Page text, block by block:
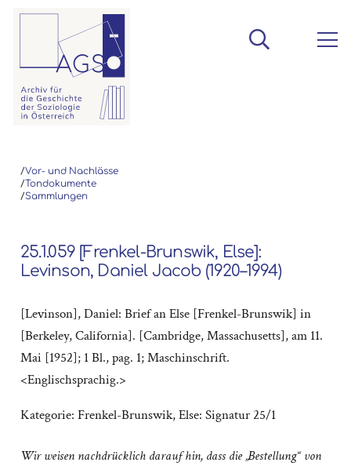
/Vor- und Nachlässe
/Tondokumente
/Sammlungen
25.1.059 [Frenkel-Brunswik, Else]:
Levinson, Daniel Jacob (1920–1994)
[Levinson], Daniel: Brief an Else [Frenkel-Brunswik] in
[Berkeley, California]. [Cambridge, Massachusetts], am 11.
Mai [1952]; 1 Bl., pag. 1; Maschinschrift.
<Englischsprachig.>
Kategorie: Frenkel-Brunswik, Else: Signatur 25/1
Wir weisen nachdrücklich darauf hin, dass die „Bestellung“ von